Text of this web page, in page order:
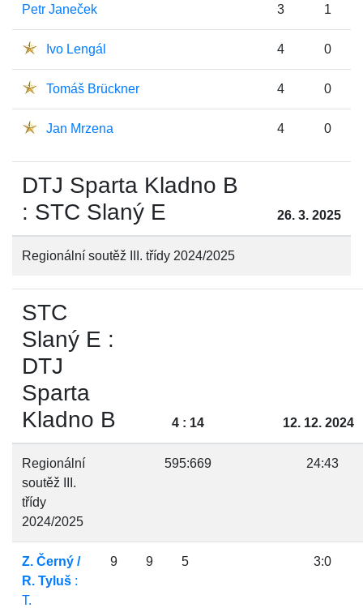
Petr Janeček 3 1
Ivo Lengál 4 0
Tomáš Brückner 4 0
Jan Mrzena 4 0
DTJ Sparta Kladno B
: STC Slaný E
26. 3. 2025
Regionální soutěž III. třídy 2024/2025
STC
Slaný E :
DTJ
Sparta
Kladno B
4 : 14 12. 12. 2024
Regionální
soutěž III.
třídy
2024/2025
595:669 24:43
Z. Černý /
R. Tyluš :
T.
9 9 5 3:0